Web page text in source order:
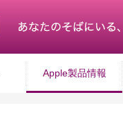
Apple製品情報